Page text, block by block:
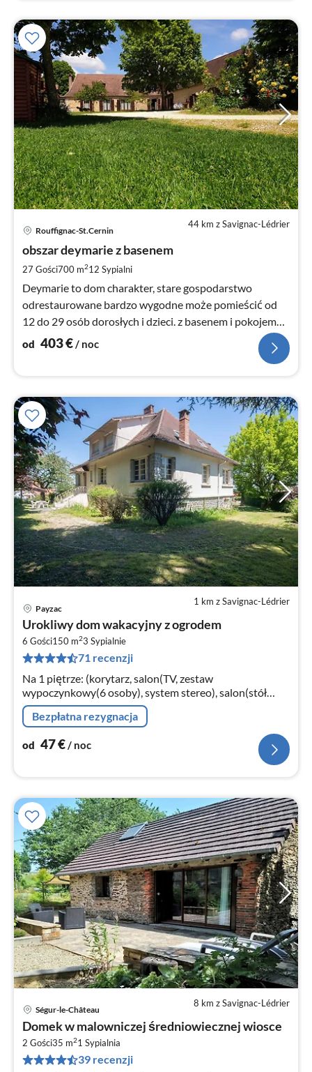
44 km z Savignac-Lédrier
Rouffignac-St.Cernin
obszar deymarie z basenem
27 Gości700 m212 Sypialni
Deymarie to dom charakter, stare gospodarstwo
odrestaurowane bardzo wygodne może pomieścić od
12 do 29 osób dorosłych i dzieci. z basenem i pokojem
gier
od 403€/ noc
1 km z Savignac-Lédrier
Payzac
Urokliwy dom wakacyjny z ogrodem
6 Gości150 m23 Sypialnie
71 recenzji
Na 1 piętrze: (korytarz, salon(TV, zestaw
wypoczynkowy(6 osoby), system stereo), salon(stół
jadalniany(4 osoby), zestaw wypoczynkowy(2 osoby))
Bezpłatna rezygnacja
od 47€/ noc
8 km z Savignac-Lédrier
Ségur-le-Château
Domek w malowniczej średniowiecznej wiosce
2 Gości35 m21 Sypialnia
39 recenzji